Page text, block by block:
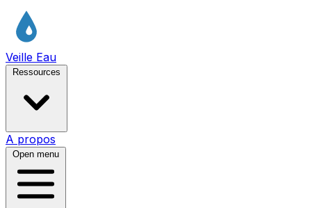
Veille Eau
Ressources
A propos
Open menu